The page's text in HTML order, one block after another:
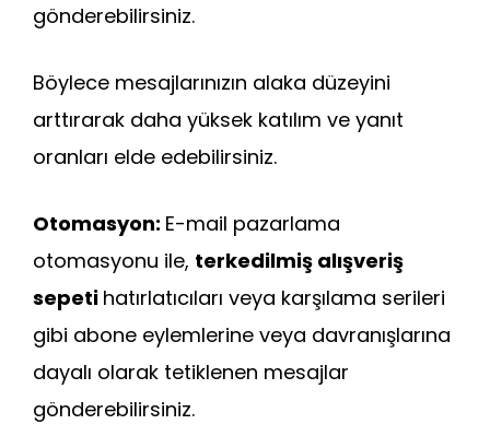
gönderebilirsiniz.
Böylece mesajlarınızın alaka düzeyini
arttırarak daha yüksek katılım ve yanıt
oranları elde edebilirsiniz.
Otomasyon: E-mail pazarlama
otomasyonu ile, terkedilmiş alışveriş
sepeti hatırlatıcıları veya karşılama serileri
gibi abone eylemlerine veya davranışlarına
dayalı olarak tetiklenen mesajlar
gönderebilirsiniz.